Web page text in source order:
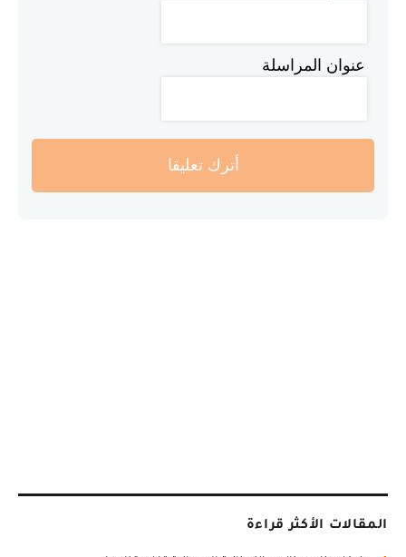
عنوان المراسلة
أترك تعليقا
المقالات الأكثر قراءة